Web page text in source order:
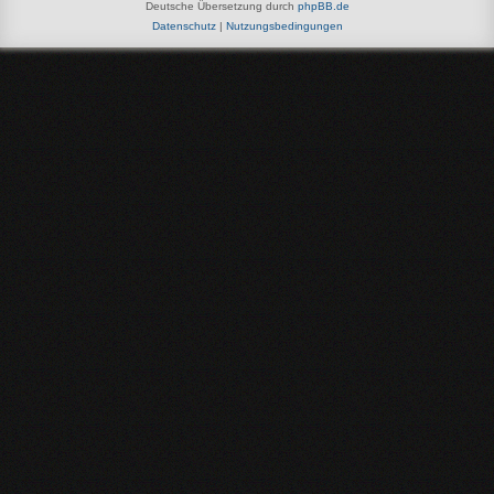
Deutsche Übersetzung durch phpBB.de
Datenschutz| Nutzungsbedingungen